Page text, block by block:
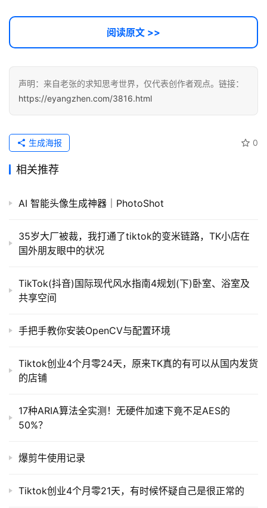
阅读原文 >>
声明：来自老张的求知思考世界，仅代表创作者观点。链接：
https://eyangzhen.com/3816.html
0
生成海报
相关推荐
AI 智能头像生成神器｜PhotoShot
35岁大厂被裁，我打通了tiktok的变米链路，TK小店在
国外朋友眼中的状况
TikTok(抖音)国际现代风水指南4规划(下)卧室、浴室及
共享空间
手把手教你安装OpenCV与配置环境
Tiktok创业4个月零24天，原来TK真的有可以从国内发货
的店铺
17种ARIA算法全实测！无硬件加速下竟不足AES的
50%？
爆剪牛使用记录
Tiktok创业4个月零21天，有时候怀疑自己是很正常的